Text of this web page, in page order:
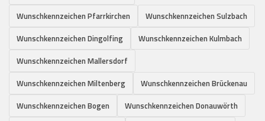
Wunschkennzeichen Pfarrkirchen
Wunschkennzeichen Sulzbach
Wunschkennzeichen Dingolfing
Wunschkennzeichen Kulmbach
Wunschkennzeichen Mallersdorf
Wunschkennzeichen Miltenberg
Wunschkennzeichen Brückenau
Wunschkennzeichen Bogen
Wunschkennzeichen Donauwörth